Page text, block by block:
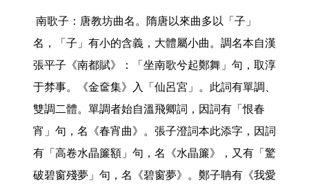
名，「子」有小的含義，大體屬小曲。調名本自漢
張平子《南都賦》：「坐南歌兮起鄭舞」句，取淳
于棼事。《金奩集》入「仙呂宮」。此詞有單調、
雙調二體。單調者始自溫飛卿詞，因詞有「恨春
宵」句，名《春宵曲》。張子澄詞本此添字，因詞
有「高卷水晶簾額」句，名《水晶簾》，又有「驚
破碧窗殘夢」句，名《碧窗夢》。鄭子聃有《我愛